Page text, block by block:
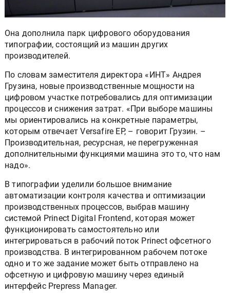
Она дополнила парк цифрового оборудования
типографии, состоящий из машин других
производителей.
По словам заместителя директора «ИНТ» Андрея
Грузина, новые производственные мощности на
цифровом участке потребовались для оптимизации
процессов и снижения затрат. «При выборе машины
мы ориентировались на конкретные параметры,
которым отвечает Versafire EP, – говорит Грузин. –
Производительная, ресурсная, не перегруженная
дополнительными функциями машина это то, что нам
надо».
В типографии уделили большое внимание
автоматизации контроля качества и оптимизации
производственных процессов, выбрав машину
системой Prinect Digital Frontend, которая может
функционировать самостоятельно или
интегрироваться в рабочий поток Prinect офсетного
производства. В интегрированном рабочем потоке
одно и то же задание может быть отправлено на
офсетную и цифровую машину через единый
интерфейс Prepress Manager.